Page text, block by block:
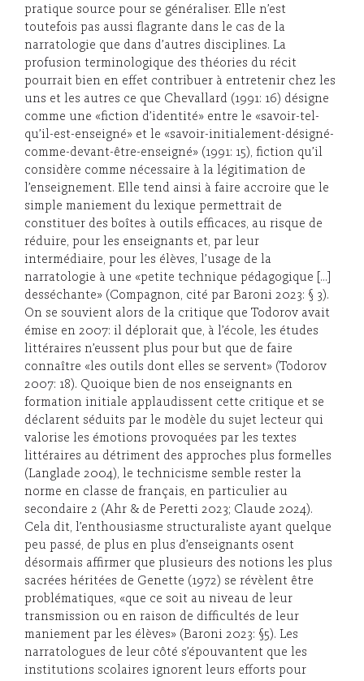
pratique source pour se généraliser. Elle n’est
toutefois pas aussi flagrante dans le cas de la
narratologie que dans d’autres disciplines. La
profusion terminologique des théories du récit
pourrait bien en effet contribuer à entretenir chez les
uns et les autres ce que Chevallard (1991: 16) désigne
comme une «fiction d’identité» entre le «savoir-tel-
qu’il-est-enseigné» et le «savoir-initialement-désigné-
comme-devant-être-enseigné» (1991: 15), fiction qu’il
considère comme nécessaire à la légitimation de
l’enseignement. Elle tend ainsi à faire accroire que le
simple maniement du lexique permettrait de
constituer des boîtes à outils efficaces, au risque de
réduire, pour les enseignants et, par leur
intermédiaire, pour les élèves, l’usage de la
narratologie à une «petite technique pédagogique […]
desséchante» (Compagnon, cité par Baroni 2023: § 3).
On se souvient alors de la critique que Todorov avait
émise en 2007: il déplorait que, à l’école, les études
littéraires n’eussent plus pour but que de faire
connaître «les outils dont elles se servent» (Todorov
2007: 18). Quoique bien de nos enseignants en
formation initiale applaudissent cette critique et se
déclarent séduits par le modèle du sujet lecteur qui
valorise les émotions provoquées par les textes
littéraires au détriment des approches plus formelles
(Langlade 2004), le technicisme semble rester la
norme en classe de français, en particulier au
secondaire 2 (Ahr & de Peretti 2023; Claude 2024).
Cela dit, l’enthousiasme structuraliste ayant quelque
peu passé, de plus en plus d’enseignants osent
désormais affirmer que plusieurs des notions les plus
sacrées héritées de Genette (1972) se révèlent être
problématiques, «que ce soit au niveau de leur
transmission ou en raison de difficultés de leur
maniement par les élèves» (Baroni 2023: §5). Les
narratologues de leur côté s’épouvantent que les
institutions scolaires ignorent leurs efforts pour